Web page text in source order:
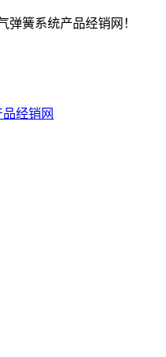
弹簧系统产品经销网！